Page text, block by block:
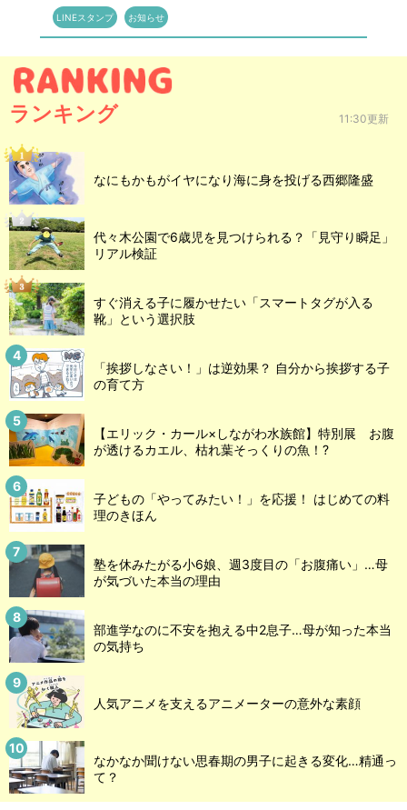
LINEスタンプ お知らせ
ランキング 11:30更新
なにもかもがイヤになり海に身を投げる西郷隆盛
代々木公園で6歳児を見つけられる？「見守り瞬足」
リアル検証
すぐ消える子に履かせたい「スマートタグが入る
靴」という選択肢
「挨拶しなさい！」は逆効果？ 自分から挨拶する子
の育て方
【エリック・カール×しながわ水族館】特別展 お腹
が透けるカエル、枯れ葉そっくりの魚！?
子どもの「やってみたい！」を応援！ はじめての料
理のきほん
塾を休みたがる小6娘、週3度目の「お腹痛い」…母
が気づいた本当の理由
部進学なのに不安を抱える中2息子…母が知った本当
の気持ち
人気アニメを支えるアニメーターの意外な素顔
なかなか聞けない思春期の男子に起きる変化…精通っ
て？